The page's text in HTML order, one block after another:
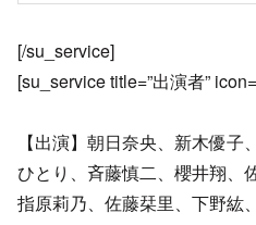
[/su_service]
[su_service title=”出演者”
【出演】朝日奈央、新木優
ひとり、斉藤慎二、櫻井翔、
指原莉乃、佐藤栞里、下野紘